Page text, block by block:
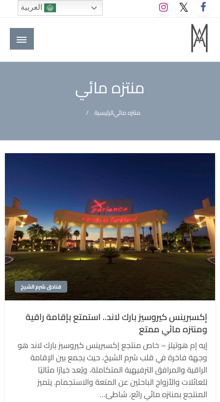
التخطي
إلى
المحتوى
M A hotels | إم ايه هوتيلز
الموقع الأول للعاملين في الفنادق في العالم العربي
منتزه مائي
الرئيسيةمنتزه مائي
فنادق شرم الشيخ
إكسبرينس كيروسيز بارك لاند.. استمتع بإقامة راقية
ومنتزه مائي ممتع
إيه إم هوتيلز – خاص منتجع إكسبرينس كيروسيز بارك لاند هو
وجهة فاخرة في قلب شرم الشيخ، حيث يجمع بين الإقامة
الراقية والمرافق الترفيهية المتكاملة، ويُعد خيارًا مثاليًا
للعائلات والأزواج الباحثين عن المتعة والاستجمام. يتميز
المنتجع بمنتزه مائي رائع، شاطئ…
العربية